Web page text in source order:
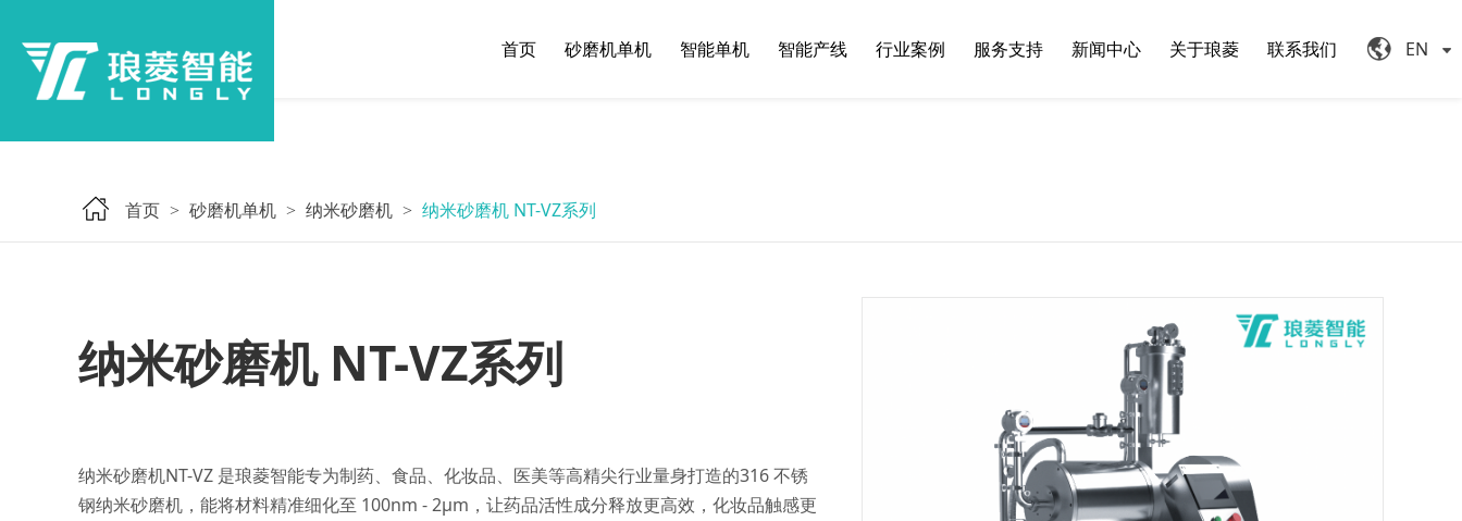
首页 砂磨机单机 智能单机 智能产线 行业案例 服务支持 新闻中心 关于琅菱 联系我们 EN
首页 > 砂磨机单机 > 纳米砂磨机 > 纳米砂磨机 NT-VZ系列
纳米砂磨机 NT-VZ系列
纳米砂磨机NT-VZ 是琅菱智能专为制药、食品、化妆品、医美等高精尖行业量身打造的316 不锈
钢纳米砂磨机，能将材料精准细化至 100nm - 2μm，让药品活性成分释放更高效，化妆品触感更